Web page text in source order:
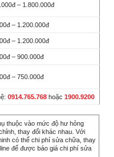
– 1.800.000đ
– 1.200.000đ
– 1.200.000đ
– 900.000đ
– 750.000đ
0914.765.768 hoặc 1900.9200
thuộc vào mức độ hư hỏng
thay đổi khác nhau. Với
có thể chi phí sửa chữa, thay
để được báo giá chi phí sửa